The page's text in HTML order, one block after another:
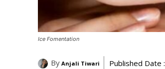
Ice Fomentation
By Anjali Tiwari Published Date :